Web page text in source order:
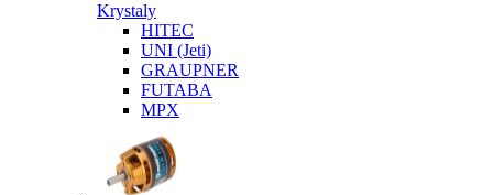
Krystaly
HITEC
UNI (Jeti)
GRAUPNER
FUTABA
MPX